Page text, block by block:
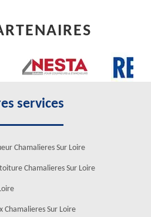
services
Chamalieres Sur Loire
Chamalieres Sur Loire
Chamalieres Sur Loire